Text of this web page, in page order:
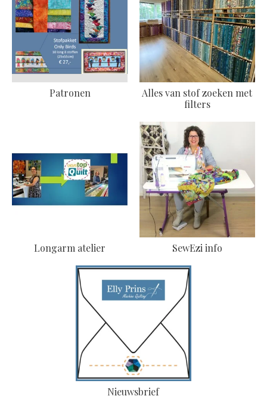
Patronen
Alles van stof zoeken met
filters
Longarm atelier SewEzi info
Nieuwsbrief